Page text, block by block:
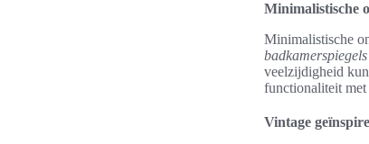
Minimalistische
Minimalistische
badkamerspiegels
veelzijdigheid
functionaliteit met
Vintage